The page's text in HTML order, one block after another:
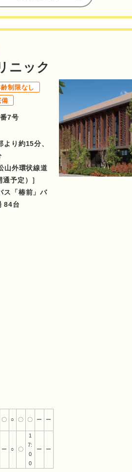
ニック
制限なし
備
7号
り約15分、
山外環状線道
予定）］
ス「椿前」バ
84台
〇 ○ 〇 〇 ー ー
ー ○ 〇
1
7:
0
0
ー ー